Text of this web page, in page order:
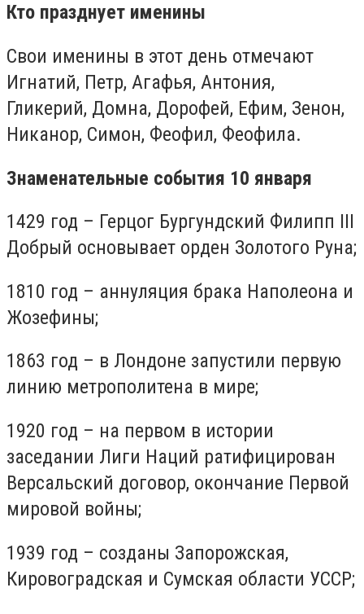
Кто празднует именины
Свои именины в этот день отмечают
Игнатий, Петр, Агафья, Антония,
Гликерий, Домна, Дорофей, Ефим, Зенон,
Никанор, Симон, Феофил, Феофила.
Знаменательные события 10 января
1429 год – Герцог Бургундский Филипп III
Добрый основывает орден Золотого Руна;
1810 год – аннуляция брака Наполеона и
Жозефины;
1863 год – в Лондоне запустили первую
линию метрополитена в мире;
1920 год – на первом в истории
заседании Лиги Наций ратифицирован
Версальский договор, окончание Первой
мировой войны;
1939 год – созданы Запорожская,
Кировоградская и Сумская области УССР;